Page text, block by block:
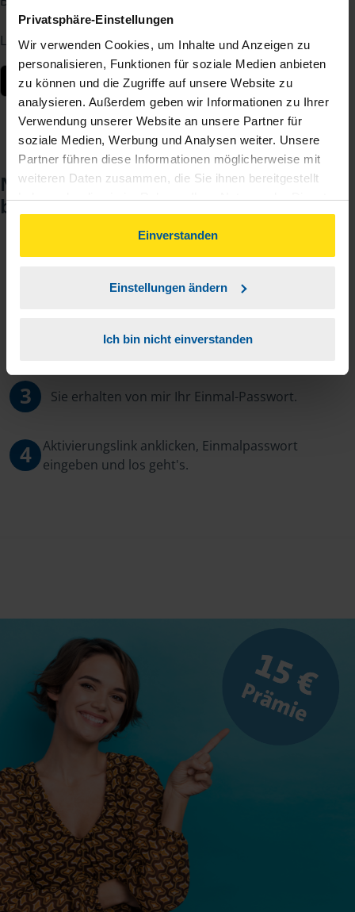
Privatsphäre-Einstellungen
Wir verwenden Cookies, um Inhalte und Anzeigen zu
personalisieren, Funktionen für soziale Medien anbieten
zu können und die Zugriffe auf unsere Website zu
analysieren. Außerdem geben wir Informationen zu Ihrer
Verwendung unserer Website an unsere Partner für
soziale Medien, Werbung und Analysen weiter. Unsere
Partner führen diese Informationen möglicherweise mit
weiteren Daten zusammen, die Sie ihnen bereitgestellt
haben oder die sie im Rahmen Ihrer Nutzung der Dienste
gesammelt haben. Indem Sie auf Einverstanden klicken,
können Sie der Verwendung von Cookies, gemäß
unserer➔ Datenschutzrichtliniezustimmen.
Einverstanden
Einstellungen ändern
Ich bin nicht einverstanden
Laden Sie die App kostenlos herunter:
Noch keinen Zugang? So einfach
beantragen Sie ihn.
und einem Aktivierungslink.
3 Sie erhalten von mir Ihr Einmal-Passwort.
4
Aktivierungslink anklicken, Einmalpasswort
eingeben und los geht's.